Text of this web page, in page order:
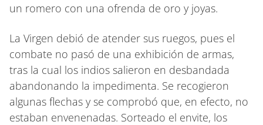
un romero con una ofrenda de oro y joyas.
La Virgen debió de atender sus ruegos, pues el
combate no pasó de una exhibición de armas,
tras la cual los indios salieron en desbandada
abandonando la impedimenta. Se recogieron
algunas flechas y se comprobó que, en efecto, no
estaban envenenadas. Sorteado el envite, los